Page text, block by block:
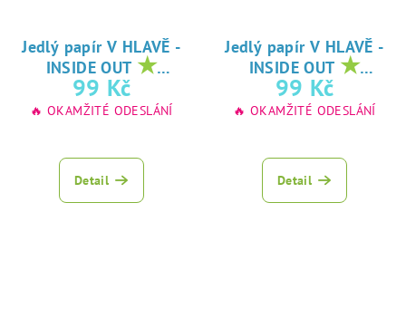
Jedlý papír V HLAVĚ -
INSIDE OUT ★
oblíbený tisk na
jedlý papír
99 Kč
🔥 OKAMŽITÉ ODESLÁNÍ
Detail
Jedlý papír V HLAVĚ -
INSIDE OUT ★
oblíbený tisk na
jedlý papír
99 Kč
🔥 OKAMŽITÉ ODESLÁNÍ
Detail